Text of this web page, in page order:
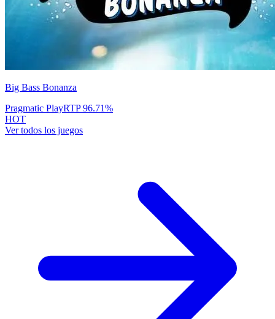
Big Bass Bonanza
Pragmatic PlayRTP96.71%
HOT
Ver todos los juegos